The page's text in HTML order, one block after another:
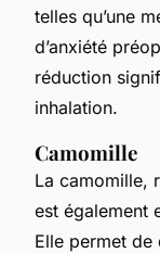
telles qu’une
d’anxiété
réduction
inhalation.
Camomille
La camomille,
est également
Elle permet de